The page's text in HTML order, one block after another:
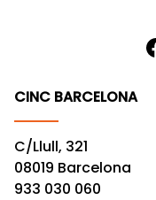
CINC BARCELONA
C/Llull, 321
08019 Barcelona
933 030 060